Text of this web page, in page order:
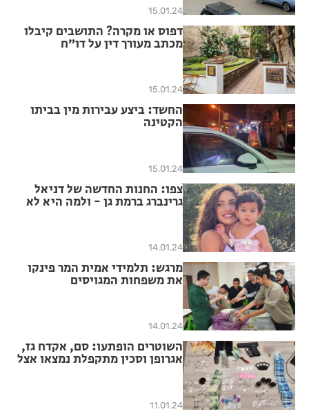
15.01.24
דפוס או מקרה? התושבים קיבלו
מכתב מעורך דין על דו״ח
15.01.24
החשד: ביצע עבירות מין בביתו
הקטינה
15.01.24
ֿצפו: החנות החדשה של דניאל
גרינברג ברמת גן - ולמה היא לא
14.01.24
מרגש: תלמידי אמית המר פינקו
את משפחות המגויסים
14.01.24
השוטרים הופתעו: סם, אקדח גז,
אגרופן וסכין מתקפלת נמצאו אצל
11.01.24